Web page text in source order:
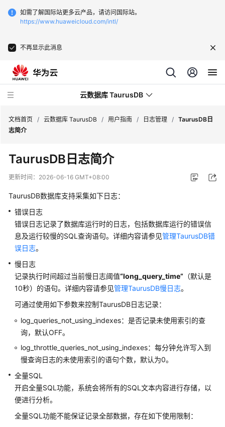
如需了解国际站更多云产品，请访问国际站。
https://www.huaweicloud.com/intl/
不再显示此消息
云数据库 TaurusDB
最
动
态
服
务
告
产
品
绍
计
费
明
快
速
文档首页 / 云数据库 TaurusDB / 用户指南 / 日志管理 / TaurusDB日
志简介
TaurusDB日志简介
更新时间： 2026-06-16 GMT+08:00
TaurusDB数据库支持采集如下日志：
错误日志
错误日志记录了数据库运行时的日志，包括数据库运行的错误信
息及运行较慢的SQL查询语句。详细内容请参见管理TaurusDB错
误日志。
慢日志
记录执行时间超过当前慢日志阈值“long_query_time” （默认是
10秒）的语句。详细内容请参见管理TaurusDB慢日志。
可通过使用如下参数来控制TaurusDB日志记录：
log_queries_not_using_indexes：是否记录未使用索引的查
询，默认OFF。
log_throttle_queries_not_using_indexes：每分钟允许写入到
慢查询日志的未使用索引的语句个数，默认为0。
全量SQL
开启全量SQL功能，系统会将所有的SQL文本内容进行存储，以
便进行分析。
全量SQL功能不能保证记录全部数据，存在如下使用限制：